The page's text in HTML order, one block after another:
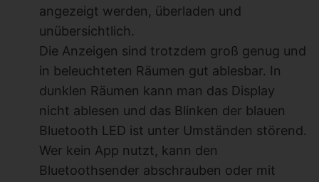
angezeigt werden, überladen und
unübersichtlich.
Die Anzeigen sind trotzdem groß genug und
in beleuchteten Räumen gut ablesbar. In
dunklen Räumen kann man das Display
nicht ablesen und das Blinken der blauen
Bluetooth LED ist unter Umständen störend.
Wer kein App nutzt, kann den
Bluetoothsender abschrauben oder mit